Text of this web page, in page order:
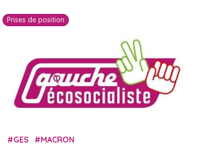
Prises de position
GES MACRON